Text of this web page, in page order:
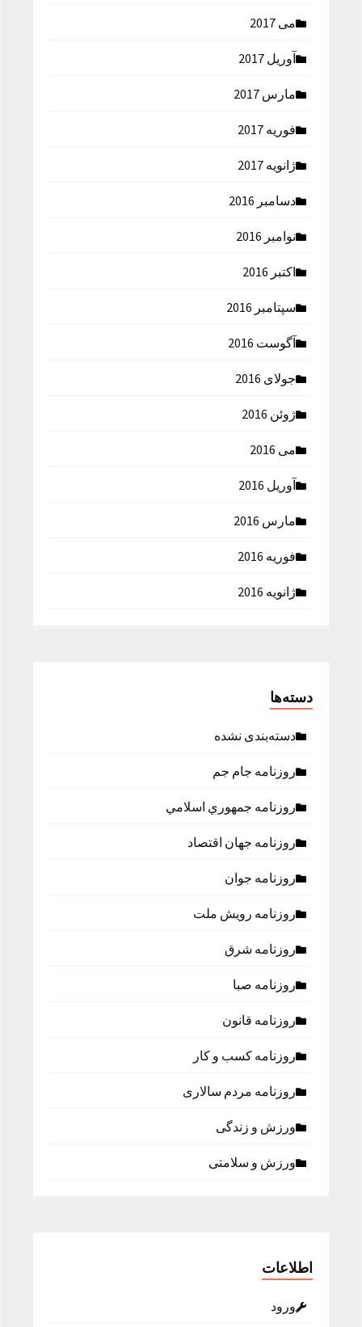
می 2017
آوریل 2017
مارس 2017
فوریه 2017
ژانویه 2017
دسامبر 2016
نوامبر 2016
اکتبر 2016
سپتامبر 2016
آگوست 2016
جولای 2016
ژوئن 2016
می 2016
آوریل 2016
مارس 2016
فوریه 2016
ژانویه 2016
دسته‌ها
دسته‌بندی نشده
روزنامه جام جم
روزنامه جمهوري اسلامي
روزنامه جهان اقتصاد
روزنامه جوان
روزنامه رویش ملت
روزنامه شرق
روزنامه صبا
روزنامه قانون
روزنامه كسب و كار
روزنامه مردم سالاری
ورزش و زندگی
ورزش و سلامتی
اطلاعات
ورود